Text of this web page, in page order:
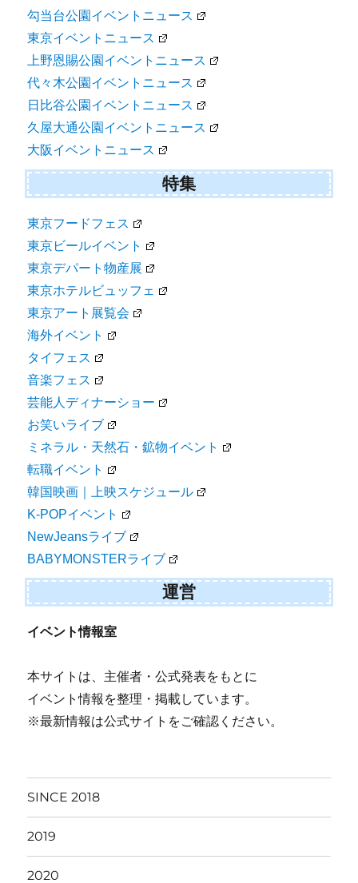
勾当台公園イベントニュース
東京イベントニュース
上野恩賜公園イベントニュース
代々木公園イベントニュース
日比谷公園イベントニュース
久屋大通公園イベントニュース
大阪イベントニュース
特集
東京フードフェス
東京ビールイベント
東京デパート物産展
東京ホテルビュッフェ
東京アート展覧会
海外イベント
タイフェス
音楽フェス
芸能人ディナーショー
お笑いライブ
ミネラル・天然石・鉱物イベント
転職イベント
韓国映画｜上映スケジュール
K-POPイベント
NewJeansライブ
BABYMONSTERライブ
運営
イベント情報室
本サイトは、主催者・公式発表をもとに
イベント情報を整理・掲載しています。
※最新情報は公式サイトをご確認ください。
SINCE 2018
2019
2020